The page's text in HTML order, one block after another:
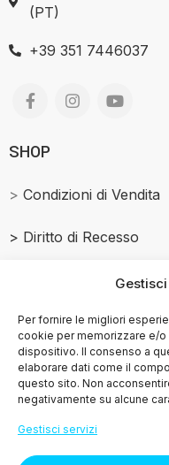
Per fornire le migliori
cookie per memorizzare e/
dispositivo. Il consenso a
elaborare dati come il
questo sito. Non
negativamente su alcune
Gestisci servizi
(PT)
+39 351 7446037
SHOP
> Condizioni di Vendita
> Diritto di Recesso
Salmone Affumicato
> Privacy Policy
> Cookie Policy (UE)
MENU